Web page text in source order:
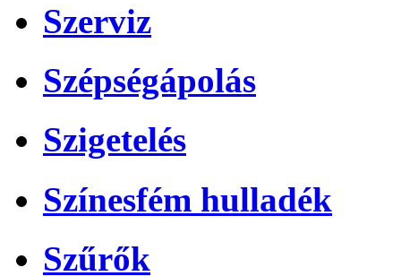
Szerviz
Szépségápolás
Szigetelés
Színesfém hulladék
Szűrők